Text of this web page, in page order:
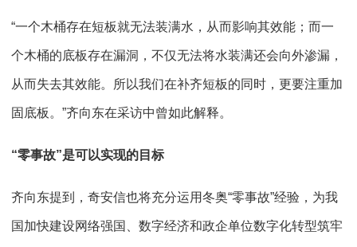
“一个木桶存在短板就无法装满水，从而影响其效能；而一
个木桶的底板存在漏洞，不仅无法将水装满还会向外渗漏，
从而失去其效能。所以我们在补齐短板的同时，更要注重加
固底板。”齐向东在采访中曾如此解释。
“零事故”是可以实现的目标
齐向东提到，奇安信也将充分运用冬奥“零事故”经验，为我
国加快建设网络强国、数字经济和政企单位数字化转型筑牢